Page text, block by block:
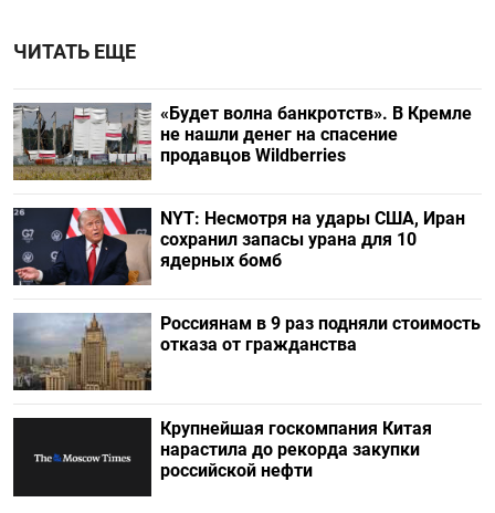
ЧИТАТЬ ЕЩЕ
«Будет волна банкротств». В Кремле
не нашли денег на спасение
продавцов Wildberries
NYT: Несмотря на удары США, Иран
сохранил запасы урана для 10
ядерных бомб
Россиянам в 9 раз подняли стоимость
отказа от гражданства
Крупнейшая госкомпания Китая
нарастила до рекорда закупки
российской нефти